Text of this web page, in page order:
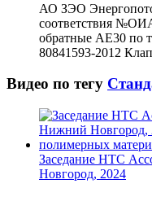
АО ЗЭО
соответствия
обратные АЕ30 по
80841593-2012
Видео по тегу
Заседание НТС
Новгород, 2024